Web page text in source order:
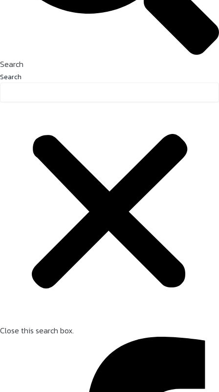
Search
Search
Close this search box.